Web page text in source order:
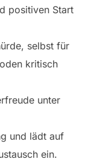
positiven Start
selbst für
kritisch
unter
und lädt auf
ein.